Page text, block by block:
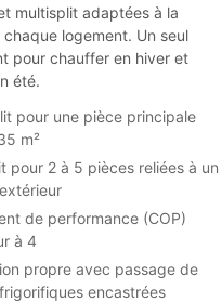
multisplit adaptées à la
logement. Un seul
pour chauffer en hiver et
été.
pour une pièce principale
m²
pour 2 à 5 pièces reliées à un
de performance (COP)
à 4
propre avec passage de
encastrées